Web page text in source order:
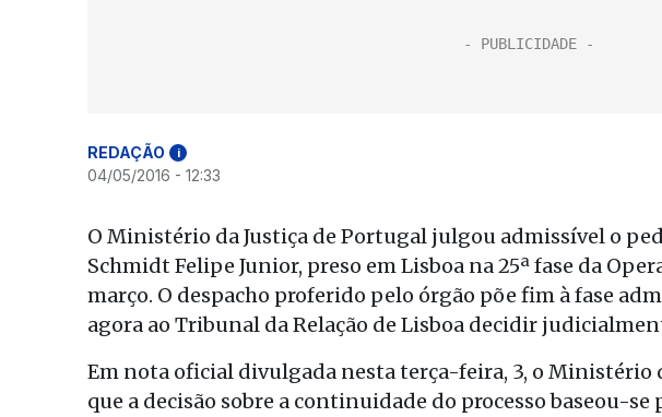
REDAÇÃO i
04/05/2016 - 12:33
O Ministério da Justiça de Portugal julgou admissível o
Schmidt Felipe Junior, preso em Lisboa na 25ª fase da
março. O despacho proferido pelo órgão põe fim à fase
agora ao Tribunal da Relação de Lisboa decidir
Em nota oficial divulgada nesta terça-feira, 3, o
que a decisão sobre a continuidade do processo baseou-